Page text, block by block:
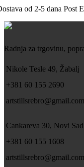
od 2-5 dana Post
Radnja za trgovinu,
Nikole Tesle 49, Žabalj
+381 60 155 2690
artstillsrebro@gmail.com
Cankareva 30, Novi Sad
+381 60 155 1608
artstillsrebro@gmail.com